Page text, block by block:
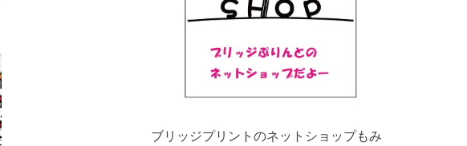
ブリッジプリントのネットショップもみ